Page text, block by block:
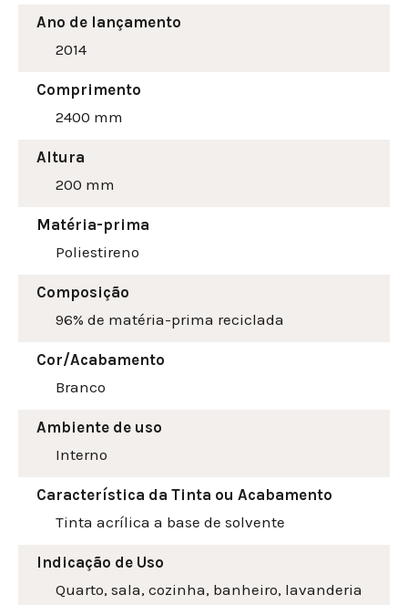
Ano de lançamento
2014
Comprimento
2400 mm
Altura
200 mm
Matéria-prima
Poliestireno
Composição
96% de matéria-prima reciclada
Cor/Acabamento
Branco
Ambiente de uso
Interno
Característica da Tinta ou Acabamento
Tinta acrílica a base de solvente
Indicação de Uso
Quarto, sala, cozinha, banheiro, lavanderia